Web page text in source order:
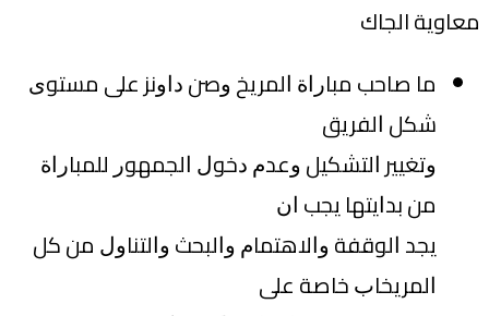
معاوية الجاك
ﻣﺎ ﺻﺎﺣﺐ ﻣﺒﺎﺭﺍﺓ ﺍﻟﻤﺮﻳﺦ ﻭﺻﻦ ﺩﺍﻭﻧﺰ ﻋﻠﻰ ﻣﺴﺘﻮﻯ
ﺷﻜﻞ ﺍﻟﻔﺮﻳﻖ
ﻭﺗﻐﻴﻴﺮ ﺍﻟﺘﺸﻜﻴﻞ ﻭﻋﺪﻡ ﺩﺧﻮﻝ ﺍﻟﺠﻤﻬﻮﺭ ﻟﻠﻤﺒﺎﺭﺍﺓ
ﻣﻦ ﺑﺪﺍﻳﺘﻬﺎ ﻳﺠﺐ ﺍﻥ
ﻳﺠﺪ ﺍﻟﻮﻗﻔﺔ ﻭﺍﻻﻫﺘﻤﺎﻡ ﻭﺍﻟﺒﺤﺚ ﻭﺍﻟﺘﻨﺎﻭﻝ ﻣﻦ ﻛﻞ
ﺍﻟﻤﺮﻳﺨﺎﺏ ﺧﺎﺻﺔ ﻋﻠﻰ